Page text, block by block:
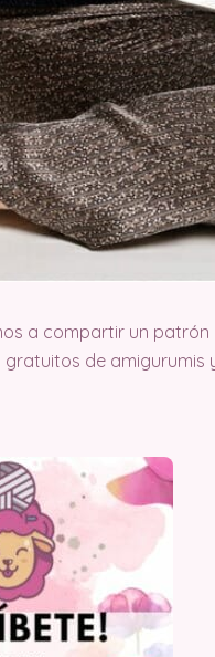
a compartir un
de amigurumis